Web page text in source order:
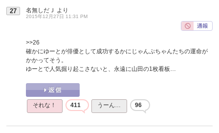
27 名無しだＪ より
2015年12月27日 11:31 PM
>>26
確かにゆーとが俳優として成功するかにじゃんぷちゃんたちの運命が
かかってそう。
ゆーとで人気掘り起こさないと、永遠に山田の1枚看板…
それな！ 411 うーん… 96